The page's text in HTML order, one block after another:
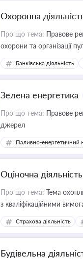
Охоронна
Про що тема: Правове
охорони та організації
Банківська діяльність
Зелена енергетика
Про що тема: Правове
джерел
Паливно-енергетичний
Оціночна діяльність
Про що тема: Тема
з кваліфікаційними
медійних змін у цій
приватизації, оренди
Страхова діяльність
Будівельна